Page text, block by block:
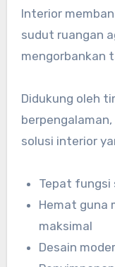
Interior
sudut ruangan
mengorbankan
Didukung oleh
solusi interior
Tepat fungsi
Hemat guna
maksimal
Desain